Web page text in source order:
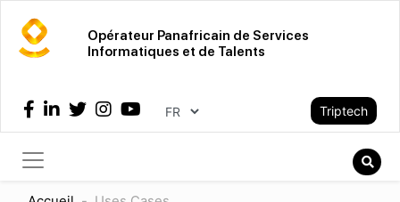
au
contenu
Opérateur Panafricain de Services
Informatiques et de Talents
Select your languageTriptech